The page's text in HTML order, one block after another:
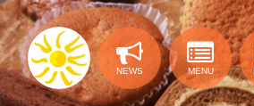
NEWS MENU